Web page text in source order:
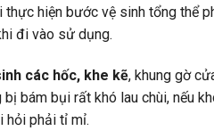
thực hiện bước vệ sinh tổng thể
đi vào sử dụng.
các hốc, khe kẽ, khung gờ
bị bám bụi rất khó lau chùi, nếu
hỏi phải tỉ mỉ.